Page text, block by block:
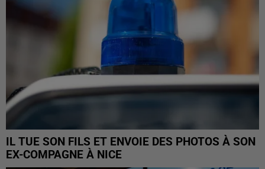
IL TUE SON FILS ET ENVOIE DES PHOTOS À SON
EX-COMPAGNE À NICE